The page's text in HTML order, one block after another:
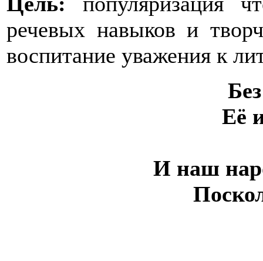
речевых навыков и
воспитание уважения к
Её
И наш